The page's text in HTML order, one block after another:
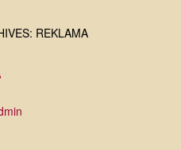
REKLAMA